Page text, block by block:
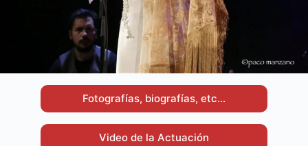
Fotografías, biografías, etc…
Video de la Actuación